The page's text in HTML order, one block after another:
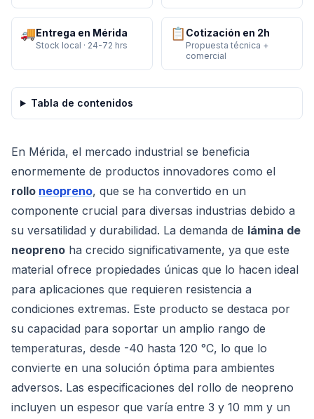
🚚Entrega en Mérida
Stock local · 24-72 hrs
📋 Cotización en 2h
Propuesta técnica +
comercial
Tabla de contenidos
En Mérida, el mercado industrial se beneficia
enormemente de productos innovadores como el
rollo neopreno, que se ha convertido en un
componente crucial para diversas industrias debido a
su versatilidad y durabilidad. La demanda de lámina de
neopreno ha crecido significativamente, ya que este
material ofrece propiedades únicas que lo hacen ideal
para aplicaciones que requieren resistencia a
condiciones extremas. Este producto se destaca por
su capacidad para soportar un amplio rango de
temperaturas, desde -40 hasta 120 °C, lo que lo
convierte en una solución óptima para ambientes
adversos. Las especificaciones del rollo de neopreno
incluyen un espesor que varía entre 3 y 10 mm y un